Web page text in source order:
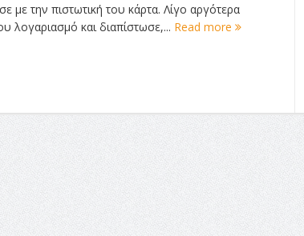
με την πιστωτική του κάρτα. Λίγο αργότερα
λογαριασμό και διαπίστωσε,... Read more